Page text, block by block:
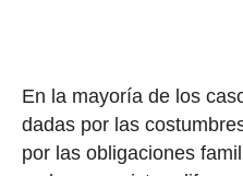
En la mayoría de los
dadas por las
por las obligaciones